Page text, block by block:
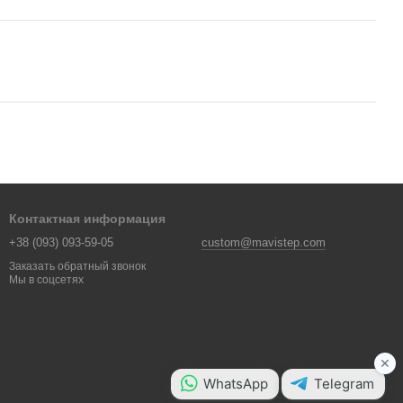
Контактная информация
+38 (093) 093-59-05
Заказать обратный звонок
custom@mavistep.com
Мы в соцсетях